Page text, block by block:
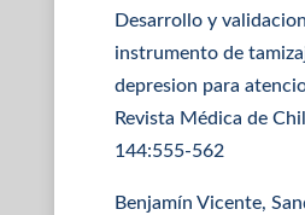
Desarrollo y
instrumento de
depresion para
Revista Médica de
144:555-562
Benjamín Vicente,